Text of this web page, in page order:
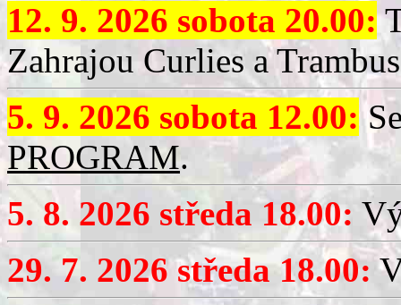
12. 9. 2026 sobota 20.00:
Zahrajou Curlies a
5. 9. 2026 sobota 12.00:
PROGRAM.
5. 8. 2026 středa 18.00:
29. 7. 2026 středa 18.00: